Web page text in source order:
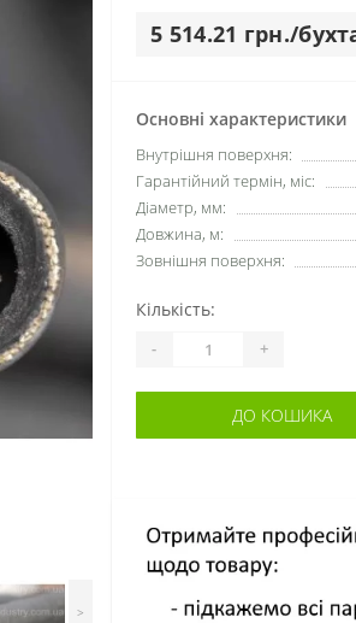
>
5 514.21 грн./
Основні характеристики
Внутрішня поверхня:
Гарантійний термін, міс:
Діаметр, мм:
Довжина, м:
Зовнішня поверхня:
Кількість:
- +
ДО КОШИКА